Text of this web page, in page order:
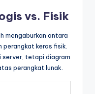
vs. Fisik
mengaburkan antara
keras fisik.
server, tetapi diagram
perangkat lunak.